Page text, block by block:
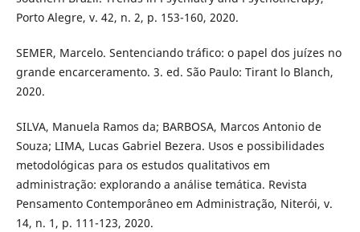
Porto Alegre, v. 42, n. 2, p. 153-160, 2020.
SEMER, Marcelo. Sentenciando tráfico: o papel dos juízes no
grande encarceramento. 3. ed. São Paulo: Tirant lo Blanch,
2020.
SILVA, Manuela Ramos da; BARBOSA, Marcos Antonio de
Souza; LIMA, Lucas Gabriel Bezera. Usos e possibilidades
metodológicas para os estudos qualitativos em
administração: explorando a análise temática. Revista
Pensamento Contemporâneo em Administração, Niterói, v.
14, n. 1, p. 111-123, 2020.